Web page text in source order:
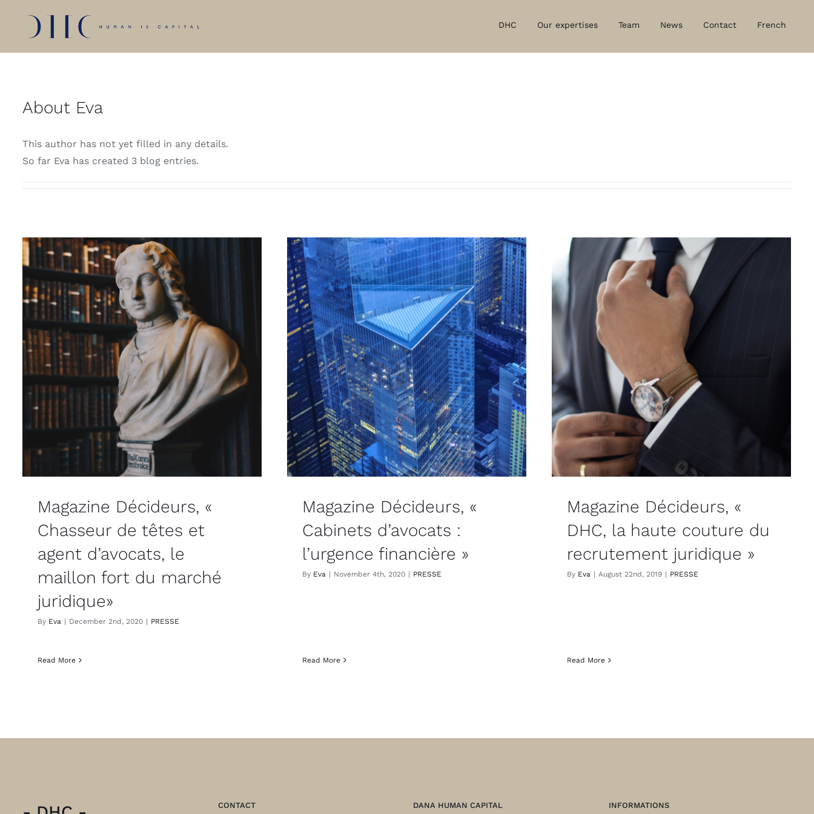
content
DHC Our expertises Team News Contact French
About Eva
This author has not yet filled in any details.
So far Eva has created 3 blog entries.
Magazine Décideurs, «
Chasseur de têtes et
agent d’avocats, le
maillon fort du marché
juridique»
By Eva | December 2nd, 2020 | PRESSE
Read More
Magazine Décideurs, «
Cabinets d’avocats :
l’urgence financière »
By Eva | November 4th, 2020 | PRESSE
Read More
Magazine Décideurs, «
DHC, la haute couture du
recrutement juridique »
By Eva | August 22nd, 2019 | PRESSE
Read More
CONTACT DANA HUMAN CAPITAL INFORMATIONS